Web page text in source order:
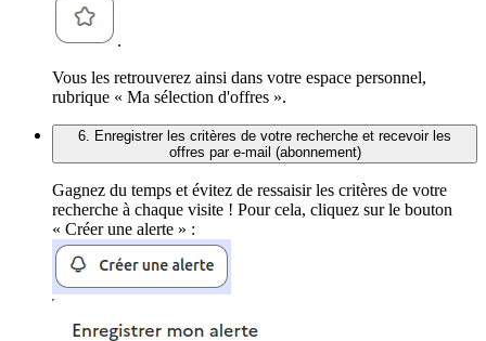
.
Vous les retrouverez ainsi dans votre espace personnel,
rubrique « Ma sélection d'offres ».
6. Enregistrer les critères de votre recherche et recevoir les
offres par e-mail (abonnement)
Gagnez du temps et évitez de ressaisir les critères de votre
recherche à chaque visite ! Pour cela, cliquez sur le bouton
« Créer une alerte » :